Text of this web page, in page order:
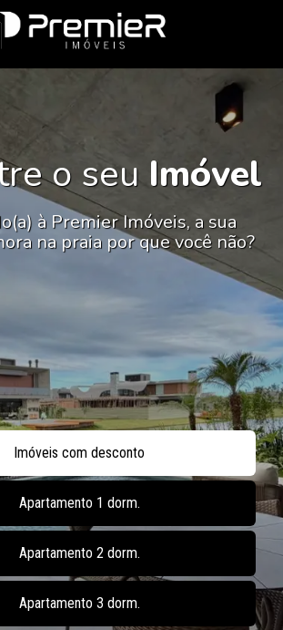
o seu Imóvel
à Premier Imóveis, a sua
na praia por que você não?
Imóveis com desconto
Apartamento 1 dorm.
Apartamento 2 dorm.
Apartamento 3 dorm.